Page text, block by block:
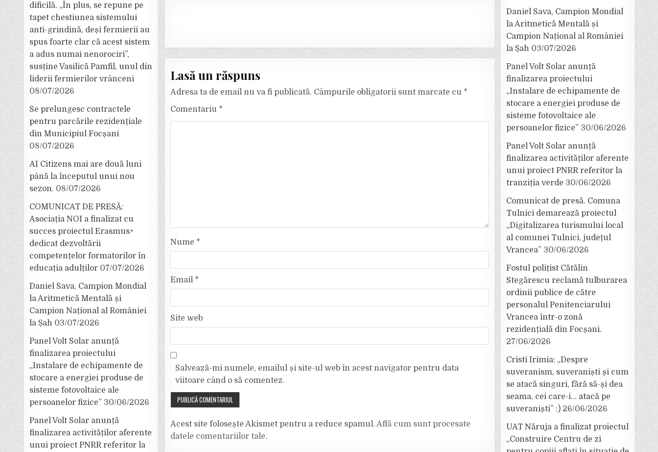
Lasă un răspuns
Adresa ta de email nu va fi publicată. Câmpurile obligatorii sunt marcate cu *
Comentariu *
Nume *
Email *
Site web
Salvează-mi numele, emailul și site-ul web în acest navigator pentru data
viitoare când o să comentez.
Acest site folosește Akismet pentru a reduce spamul. Află cum sunt procesate
datele comentariilor tale.
dificilă. „În plus, se repune pe
tapet chestiunea sistemului
anti-grindină, deși fermierii au
spus foarte clar că acest sistem
a adus numai nenorociri”,
susține Vasilică Pamfil, unul din
liderii fermierilor vrânceni
08/07/2026
Se prelungesc contractele
pentru parcările rezidențiale
din Municipiul Focșani
08/07/2026
AI Citizens mai are două luni
până la începutul unui nou
sezon. 08/07/2026
COMUNICAT DE PRESĂ:
Asociația NOI a finalizat cu
succes proiectul Erasmus+
dedicat dezvoltării
competențelor formatorilor în
educația adulților 07/07/2026
Daniel Sava, Campion Mondial
la Aritmetică Mentală și
Campion Național al României
la Șah 03/07/2026
Panel Volt Solar anunță
finalizarea proiectului
„Instalare de echipamente de
stocare a energiei produse de
sisteme fotovoltaice ale
persoanelor fizice” 30/06/2026
Panel Volt Solar anunță
finalizarea activităților aferente
unui proiect PNRR referitor la
Daniel Sava, Campion Mondial
la Aritmetică Mentală și
Campion Național al României
la Șah 03/07/2026
Panel Volt Solar anunță
finalizarea proiectului
„Instalare de echipamente de
stocare a energiei produse de
sisteme fotovoltaice ale
persoanelor fizice” 30/06/2026
Panel Volt Solar anunță
finalizarea activităților aferente
unui proiect PNRR referitor la
tranziția verde 30/06/2026
Comunicat de presă. Comuna
Tulnici demarează proiectul
„Digitalizarea turismului local
al comunei Tulnici, județul
Vrancea” 30/06/2026
Fostul polițist Cătălin
Stegărescu reclamă tulburarea
ordinii publice de către
personalul Penitenciarului
Vrancea într-o zonă
rezidențială din Focșani.
27/06/2026
Cristi Irimia: „Despre
suveranism, suveraniști și cum
se atacă singuri, fără să-și dea
seama, cei care-i… atacă pe
suveraniști” :) 26/06/2026
UAT Năruja a finalizat proiectul
„Construire Centru de zi